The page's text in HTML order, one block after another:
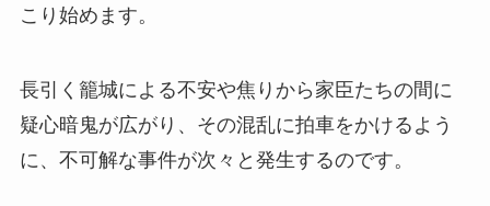
こり始めます。
長引く籠城による不安や焦りから家臣たちの間に
疑心暗鬼が広がり、その混乱に拍車をかけるよう
に、不可解な事件が次々と発生するのです。